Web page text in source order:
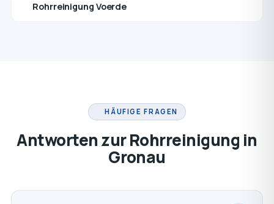
Rohrreinigung Voerde
HÄUFIGE FRAGEN
Antworten zur Rohrreinigung in
Gronau